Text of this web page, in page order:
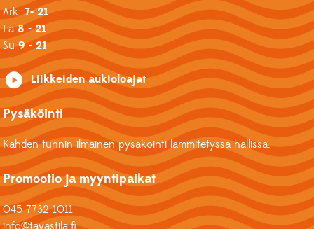
Ark.7- 21
La8 - 21
Su9 - 21
Liikkeiden aukioloajat
Pysäköinti
Kahden tunnin ilmainen pysäköinti lämmitetyssä hallissa.
Promootio ja myyntipaikat
045 7732 1011
info@tavastila.fi